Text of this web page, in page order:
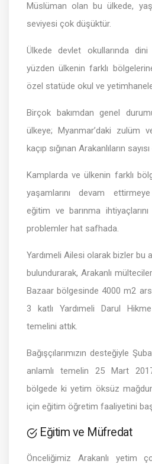
Müslüman olan bu ülkede,
seviyesi çok düşüktür.
Ülkede devlet okullarında
yüzden ülkenin farklı
özel statüde okul ve
Birçok bakımdan genel
ülkeye; Myanmar’daki zulüm
kaçıp sığınan Arakanlıların
Kamplarda ve ülkenin farklı
yaşamlarını devam
eğitim ve barınma
problemler hat safhada.
Yardımeli Ailesi olarak bizler bu
bulundurarak, Arakanlı
Bazaar bölgesinde 4000 m2
3 katlı Yardımeli Darul
temelini attık.
Bağışçılarımızın desteğiyle
anlamlı temelin 25 Mart
bölgede ki yetim öksüz
için eğitim öğretim faaliyetini
Eğitim ve Müfredat
Önceliğimiz Arakanlı yetim